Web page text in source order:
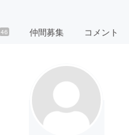
46 仲間募集 コメント